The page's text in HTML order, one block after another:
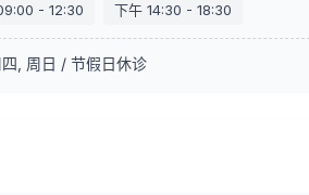
- 12:30 下午 14:30 - 18:30
四, 周日 / 节假日休诊